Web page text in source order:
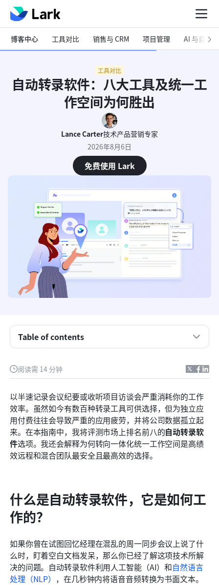
博客中心 工具对比 销售与 CRM 项目管理 AI 与自动化
工具对比
自动转录软件：八大工具及统一工
作空间为何胜出
Lance Carter技术产品营销专家
2026年8月6日
免费使用 Lark
阅读需 14 分钟
以半速记录会议纪要或收听项目访谈会严重消耗你的工作
效率。虽然如今有数百种转录工具可供选择，但为独立应
用付费往往会导致严重的应用疲劳，并将公司数据孤立起
来。在本指南中，我将评测市场上排名前八的自动转录软
件选项。我还会解释为何转向一体化统一工作空间是高绩
效远程和混合团队最安全且最高效的选择。
什么是自动转录软件，它是如何工
作的？
如果你曾在试图回忆经理在混乱的周一同步会议上说了什
么时，盯着空白文档发呆，那么你已经了解这项技术所解
决的问题。自动转录软件利用人工智能（AI）和自然语言
处理（NLP） ，在几秒钟内将语音音频转换为书面文本。
Table of contents
说话人分离在现代团队中的关键作用
使用免费在线音频转文字工具的隐藏成本
2026年自动转录软件的8个最佳选择
为什么统一的工作区优于独立的在线转录服务
分步说明：转录音频文件并直接分配任务
结论
常见问题
相关阅读